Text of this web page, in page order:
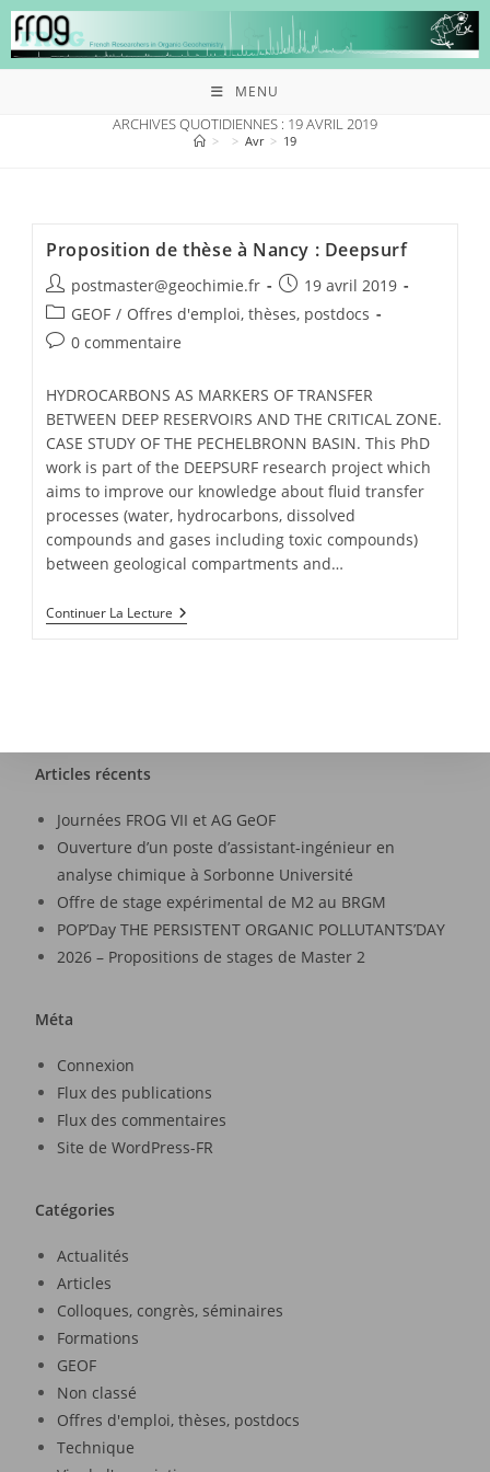
MENU
ARCHIVES QUOTIDIENNES : 19 AVRIL 2019
> > Avr > 19
Proposition de thèse à Nancy : Deepsurf
postmaster@geochimie.fr
19 avril 2019
GEOF / Offres d'emploi, thèses, postdocs
0 commentaire
HYDROCARBONS AS MARKERS OF TRANSFER
BETWEEN DEEP RESERVOIRS AND THE CRITICAL ZONE.
CASE STUDY OF THE PECHELBRONN BASIN. This PhD
work is part of the DEEPSURF research project which
aims to improve our knowledge about fluid transfer
processes (water, hydrocarbons, dissolved
compounds and gases including toxic compounds)
between geological compartments and…
Continuer La Lecture
Articles récents
Journées FROG VII et AG GeOF
Ouverture d’un poste d’assistant-ingénieur en
analyse chimique à Sorbonne Université
Offre de stage expérimental de M2 au BRGM
POP’Day THE PERSISTENT ORGANIC POLLUTANTS’DAY
2026 – Propositions de stages de Master 2
Méta
Connexion
Flux des publications
Flux des commentaires
Site de WordPress-FR
Catégories
Actualités
Articles
Colloques, congrès, séminaires
Formations
GEOF
Non classé
Offres d'emploi, thèses, postdocs
Technique